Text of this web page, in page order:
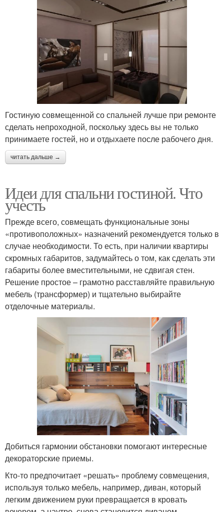
Гостиную совмещенной со спальней лучше при ремонте
сделать непроходной, поскольку здесь вы не только
принимаете гостей, но и отдыхаете после рабочего дня.
читать дальше →
Идеи для спальни гостиной. Что
учесть
Прежде всего, совмещать функциональные зоны
«противоположных» назначений рекомендуется только в
случае необходимости. То есть, при наличии квартиры
скромных габаритов, задумайтесь о том, как сделать эти
габариты более вместительными, не сдвигая стен.
Решение простое – грамотно расставляйте правильную
мебель (трансформер) и тщательно выбирайте
отделочные материалы.
Добиться гармонии обстановки помогают интересные
декораторские приемы.
Кто-то предпочитает «решать» проблему совмещения,
используя только мебель, например, диван, который
легким движением руки превращается в кровать